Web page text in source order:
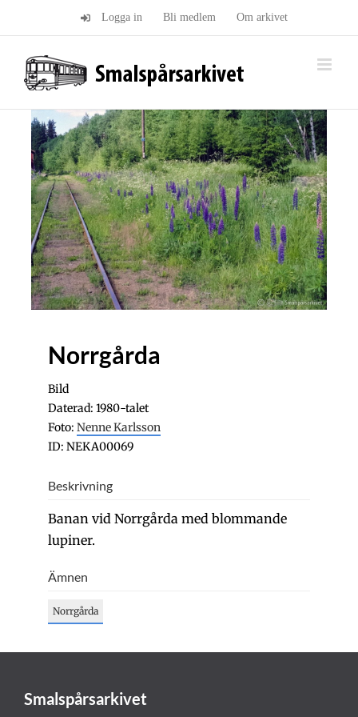
Logga in Bli medlem Om arkivet
Norrgårda
Bild
Daterad: 1980-talet
Foto: Nenne Karlsson
ID: NEKA00069
Beskrivning
Banan vid Norrgårda med blommande
lupiner.
Ämnen
Norrgårda
Smalspårsarkivet